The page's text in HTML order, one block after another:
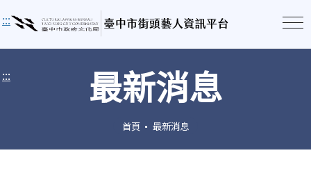
:::
::: 最新消息
首頁 最新消息